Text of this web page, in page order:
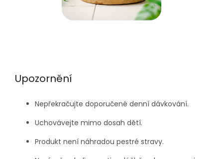
Upozornění
Nepřekračujte doporučené denní dávkování.
Uchovávejte mimo dosah dětí.
Produkt není náhradou pestré stravy.